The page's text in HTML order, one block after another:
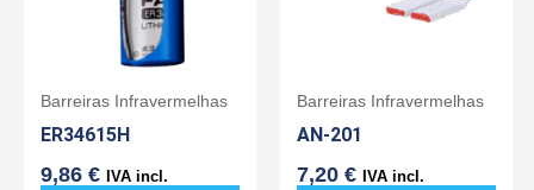
Barreiras Infravermelhas
ER34615H
9,86 € IVA incl.
Barreiras Infravermelhas
AN-201
7,20 € IVA incl.